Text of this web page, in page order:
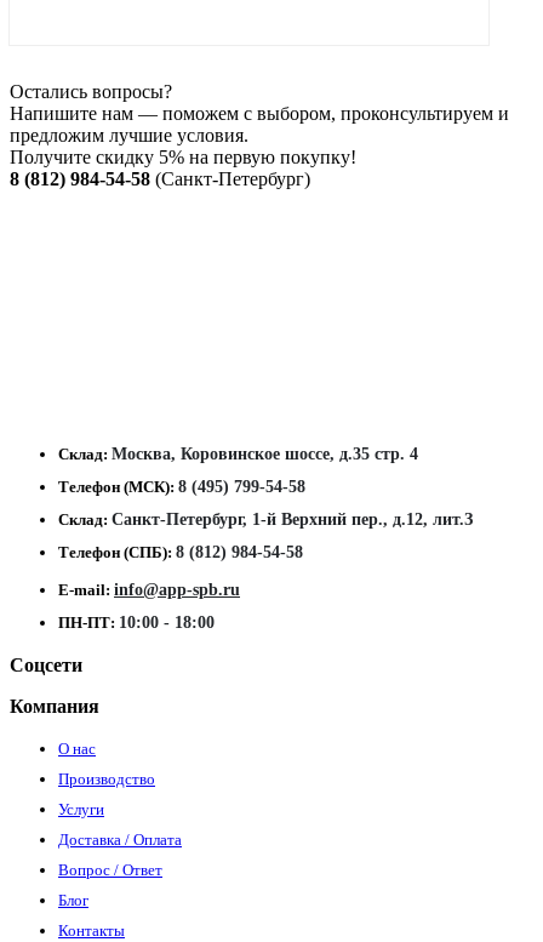
Остались вопросы?
Напишите нам — поможем с выбором, проконсультируем и
предложим лучшие условия.
Получите скидку 5% на первую покупку!
8 (812) 984-54-58 (Санкт-Петербург)
Склад: Москва, Коровинское шоссе, д.35 стр. 4
Телефон (МСК): 8 (495) 799-54-58
Склад: Санкт-Петербург, 1-й Верхний пер., д.12, лит.З
Телефон (СПБ): 8 (812) 984-54-58
E-mail: info@app-spb.ru
ПН-ПТ: 10:00 - 18:00
Соцсети
Компания
О нас
Производство
Услуги
Доставка / Оплата
Вопрос / Ответ
Блог
Контакты